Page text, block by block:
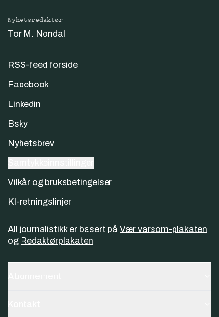
Nyhetsredaktør
Tor M. Nondal
RSS-feed forside
Facebook
Linkedin
Bsky
Nyhetsbrev
Vilkår og bruksbetingelser
KI-retningslinjer
All journalistikk er basert på Vær varsom-plakaten
og Redaktørplakaten